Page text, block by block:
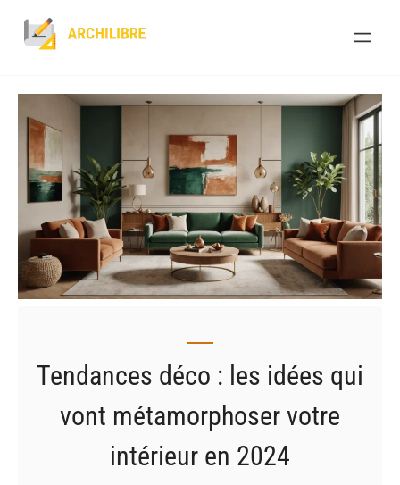
Tendances déco : les idées qui
vont métamorphoser votre
intérieur en 2024